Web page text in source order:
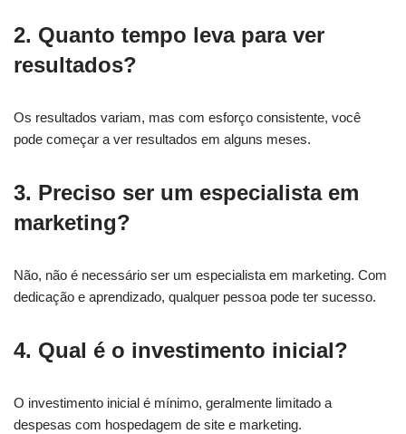
2. Quanto tempo leva para ver
resultados?
Os resultados variam, mas com esforço consistente, você
pode começar a ver resultados em alguns meses.
3. Preciso ser um especialista em
marketing?
Não, não é necessário ser um especialista em marketing. Com
dedicação e aprendizado, qualquer pessoa pode ter sucesso.
4. Qual é o investimento inicial?
O investimento inicial é mínimo, geralmente limitado a
despesas com hospedagem de site e marketing.